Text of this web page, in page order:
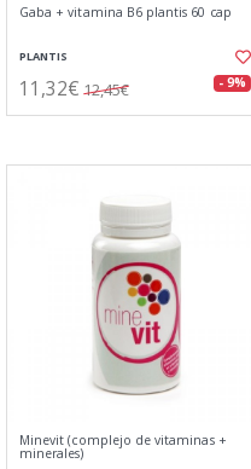
Gaba + vitamina B6 plantis 60 cap
PLANTIS
11,32€ 12,45€ - 9%
Minevit (complejo de vitaminas +
minerales)